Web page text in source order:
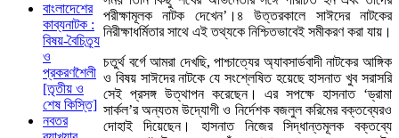
পরীক্ষামূলক নাটক দেখেন’।৪ উত্তরকালে সাঈদের নাটকের
নিরীক্ষাধর্মিতার সাথে এই তথ্যকে নিশ্চিতভাবেই সমীকরণ করা যায়।
চতুর্থ বর্গে আমরা দেখছি, পাশ্চাত্যের অ্যাবসার্ডবাদী নাটকের আঙ্গিক
ও বিষয় সাঈদের নাটকে যে সংশ্লেষিত হয়েছে হাসনাত খুব সরাসরি
সেই প্রসঙ্গ উত্থাপন করেছেন। এর সপক্ষে হাসনাত ‘ড্রামা
সার্কল’র অন্যতম উদ্যোগী ও নির্দেশক বজলুল করিমের বক্তব্যেরও
দোহাই দিয়েছেন। হাসনাত নিজের সিদ্ধান্তমূলক বক্তব্যে
বাংলাদেশের
কাব্যনাটক :
বিষয়-বৈচিত্র্য
ও
প্রকরণশৈলী
[তৃতীয় ও
শেষ কিস্তি]
নবতর